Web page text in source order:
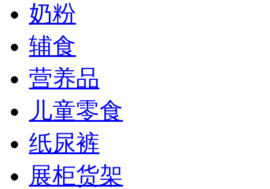
奶粉
辅食
营养品
儿童零食
纸尿裤
展柜货架